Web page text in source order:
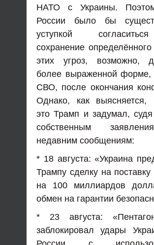
НАТО с Украины.
России было бы
уступкой
сохранение определённого
этих угроз, возможно,
более выраженной
СВО, после окончания
Однако, как выясняется,
это Трамп и задумал,
собственным
недавним сообщениям:
* 18 августа: «Украина
Трампу сделку на поставку
на 100 миллиардов
обмен на гарантии
* 23 августа:
заблокировал удары